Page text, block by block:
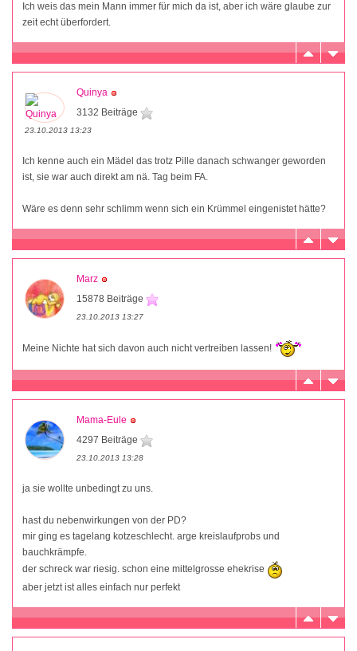
Ich weis das mein Mann immer für mich da ist, aber ich wäre glaube zur
zeit echt überfordert.
Quinya
3132 Beiträge
23.10.2013 13:23
Ich kenne auch ein Mädel das trotz Pille danach schwanger geworden
ist, sie war auch direkt am nä. Tag beim FA.
Wäre es denn sehr schlimm wenn sich ein Krümmel eingenistet hätte?
Marz
15878 Beiträge
23.10.2013 13:27
Meine Nichte hat sich davon auch nicht vertreiben lassen!
Mama-Eule
4297 Beiträge
23.10.2013 13:28
ja sie wollte unbedingt zu uns.
hast du nebenwirkungen von der PD?
mir ging es tagelang kotzeschlecht. arge kreislaufprobs und
bauchkrämpfe.
der schreck war riesig. schon eine mittelgrosse ehekrise
aber jetzt ist alles einfach nur perfekt